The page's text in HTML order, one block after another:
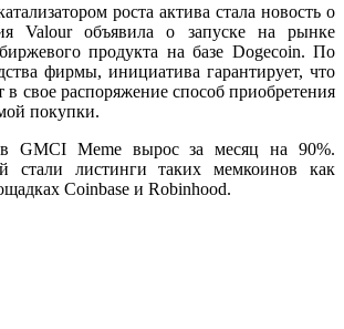
роста актива стала новость о
Valour объявила о запуске на рынке
продукта на базе Dogecoin. По
фирмы, инициатива гарантирует, что
в свое распоряжение способ приобретения
покупки.
GMCI Meme вырос за месяц на 90%.
стали листинги таких мемкоинов как
Coinbase и Robinhood.